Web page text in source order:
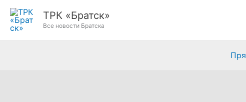
Перейти
ТРК «Братск»
Все новости Братска